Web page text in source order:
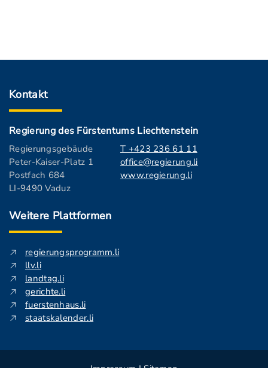
Kontakt
Regierung des Fürstentums Liechtenstein
Regierungsgebäude
Peter-Kaiser-Platz 1
Postfach 684
LI-9490 Vaduz
T +423 236 61 11
office@regierung.li
www.regierung.li
Weitere Plattformen
regierungsprogramm.li
llv.li
landtag.li
gerichte.li
fuerstenhaus.li
staatskalender.li